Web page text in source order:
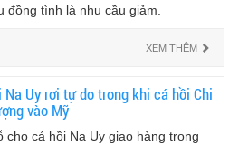
đồng tình là nhu cầu giảm.
XEM THÊM
Na Uy rơi tự do trong khi cá hồi Chi
vào Mỹ
cho cá hồi Na Uy giao hàng trong